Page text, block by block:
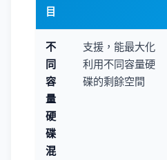
目
不
同
容
量
硬
碟
混
支援，能最大化
利用不同容量硬
碟的剩餘空間